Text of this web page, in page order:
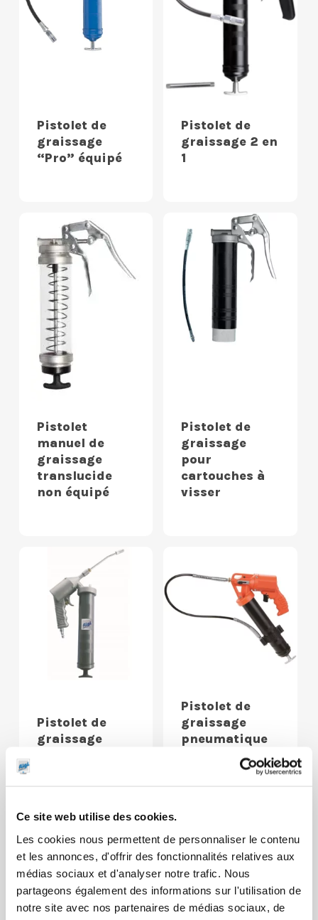
Ce site web utilise des cookies.
Les cookies nous permettent de personnaliser le contenu
et les annonces, d'offrir des fonctionnalités relatives aux
médias sociaux et d'analyser notre trafic. Nous
partageons également des informations sur l'utilisation de
notre site avec nos partenaires de médias sociaux, de
Pistolet de
graissage
“Pro” équipé
Pistolet de
graissage 2 en
1
Pistolet
manuel de
graissage
translucide
non équipé
Pistolet de
graissage
pour
cartouches à
visser
Pistolet de
graissage
Pistolet de
graissage
pneumatique
coup/coup et